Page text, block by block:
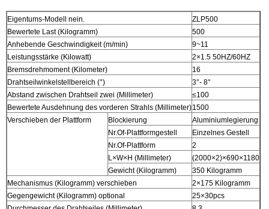
Eigentums-Modell nein.
ZLP500
Bewertete Last (Kilogramm)
500
Anhebende Geschwindigkeit (m/min)
9~11
Leistungsstärke (Kilowatt)
2×1.5 50HZ/60HZ
Bremsdrehmoment (Kilometer)
16
Drahtseilwinkelstellbereich (°)
3°- 8°
Abstand zwischen Drahtseil zwei (Millimeter)
≤100
Bewertete Ausdehnung des vorderen Strahls (Millimeter)1500
Verschieben der Plattform
Blockierung
Aluminiumlegierung
Nr.Of-Plattformgestell
Einzelnes Gestell
Nr.Of-Plattform
2
L×W×H (Millimeter)
(2000×2)×690×1180
Gewicht (Kilogramm)
350 Kilogramm
Mechanismus (Kilogramm) verschieben
2×175 Kilogramm
Gegengewicht (Kilogramm) optional
25×30pcs